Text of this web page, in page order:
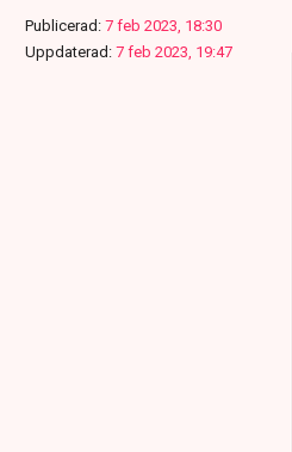
Publicerad: 7 feb 2023, 18:30
Uppdaterad: 7 feb 2023, 19:47